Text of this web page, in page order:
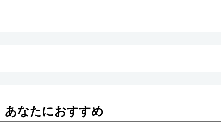
あなたにおすすめ